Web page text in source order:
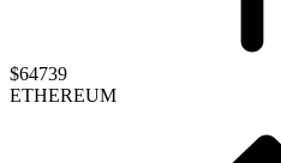
$64739
ETHEREUM